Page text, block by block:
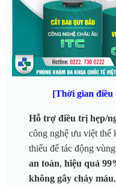
[Thời gian điều
Hỗ trợ điều trị hẹp/
công nghệ ưu việt thế
thiểu để tác động
an toàn, hiệu quả
không gây chảy máu